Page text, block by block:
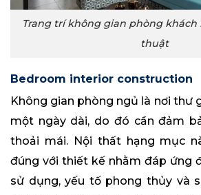
Trang trí không gian phòng
thuật
Bedroom interior construction
Không gian phòng ngủ là nơi thư
một ngày dài, do đó cần đảm
thoải mái. Nội thất hạng mục
đúng với thiết kế nhằm đáp ứng
sử dụng, yếu tố phong thủy và